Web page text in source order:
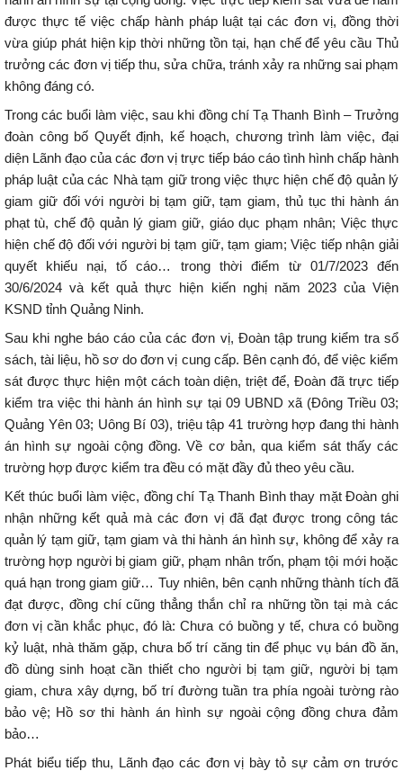
được thực tế việc chấp hành pháp luật tại các đơn vị, đồng thời
vừa giúp phát hiện kịp thời những tồn tại, hạn chế để yêu cầu Thủ
trưởng các đơn vị tiếp thu, sửa chữa, tránh xảy ra những sai phạm
không đáng có.
Trong các buổi làm việc, sau khi đồng chí Tạ Thanh Bình – Trưởng
đoàn công bố Quyết định, kế hoạch, chương trình làm việc, đại
diện Lãnh đạo của các đơn vị trực tiếp báo cáo tình hình chấp hành
pháp luật của các Nhà tạm giữ trong việc thực hiện chế độ quản lý
giam giữ đối với người bị tạm giữ, tạm giam, thủ tục thi hành án
phạt tù, chế độ quản lý giam giữ, giáo dục phạm nhân; Việc thực
hiện chế độ đối với người bị tạm giữ, tạm giam; Việc tiếp nhận giải
quyết khiếu nại, tố cáo… trong thời điểm từ 01/7/2023 đến
30/6/2024 và kết quả thực hiện kiến nghị năm 2023 của Viện
KSND tỉnh Quảng Ninh.
Sau khi nghe báo cáo của các đơn vị, Đoàn tập trung kiểm tra sổ
sách, tài liệu, hồ sơ do đơn vị cung cấp. Bên cạnh đó, để việc kiểm
sát được thực hiện một cách toàn diện, triệt để, Đoàn đã trực tiếp
kiểm tra việc thi hành án hình sự tại 09 UBND xã (Đông Triều 03;
Quảng Yên 03; Uông Bí 03), triệu tập 41 trường hợp đang thi hành
án hình sự ngoài cộng đồng. Về cơ bản, qua kiểm sát thấy các
trường hợp được kiểm tra đều có mặt đầy đủ theo yêu cầu.
Kết thúc buổi làm việc, đồng chí Tạ Thanh Bình thay mặt Đoàn ghi
nhận những kết quả mà các đơn vị đã đạt được trong công tác
quản lý tạm giữ, tạm giam và thi hành án hình sự, không để xảy ra
trường hợp người bị giam giữ, phạm nhân trốn, phạm tội mới hoặc
quá hạn trong giam giữ… Tuy nhiên, bên cạnh những thành tích đã
đạt được, đồng chí cũng thẳng thắn chỉ ra những tồn tại mà các
đơn vị cần khắc phục, đó là: Chưa có buồng y tế, chưa có buồng
kỷ luật, nhà thăm gặp, chưa bố trí căng tin để phục vụ bán đồ ăn,
đồ dùng sinh hoạt cần thiết cho người bị tạm giữ, người bị tạm
giam, chưa xây dựng, bố trí đường tuần tra phía ngoài tường rào
bảo vệ; Hồ sơ thi hành án hình sự ngoài cộng đồng chưa đảm
bảo…
Phát biểu tiếp thu, Lãnh đạo các đơn vị bày tỏ sự cảm ơn trước